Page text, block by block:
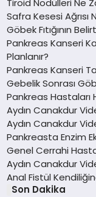
Safra Kesesi Ağrısı
Göbek Fıtığının
Pankreas Kanseri
Planlanır?
Pankreas Kanseri
Gebelik Sonrası
Pankreas Hastaları
Aydın Canakdur
Aydın Canakdur
Pankreasta Enzim
Genel Cerrahi
Aydın Canakdur
Anal Fistül
Son Dakika